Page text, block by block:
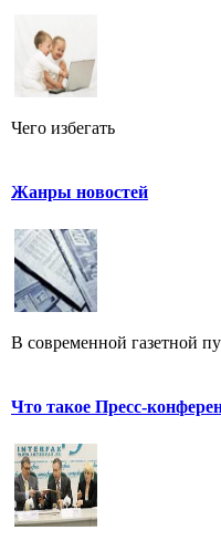
Чего избегать
Жанры новостей
В современной газетной
Что такое Пресс-